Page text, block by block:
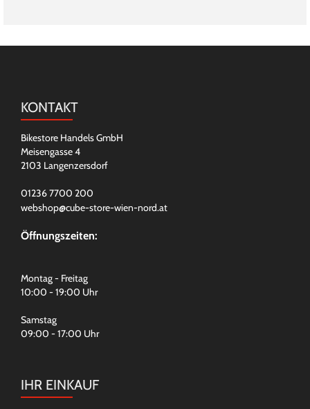
KONTAKT
Bikestore Handels GmbH
Meisengasse 4
2103 Langenzersdorf
01236 7700 200
webshop@cube-store-wien-nord.at
Öffnungszeiten:
Montag - Freitag
10:00 - 19:00 Uhr
Samstag
09:00 - 17:00 Uhr
IHR EINKAUF